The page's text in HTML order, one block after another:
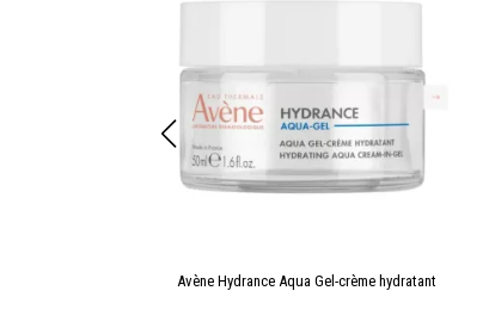
Avène Hydrance Aqua Gel-crème hydratant